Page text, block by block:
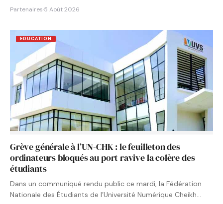
Partenaires·5 Août 2026
EDUCATION
Grève générale à l’UN-CHK : le feuilleton des
ordinateurs bloqués au port ravive la colère des
étudiants
Dans un communiqué rendu public ce mardi, la Fédération
Nationale des Étudiants de l’Université Numérique Cheikh